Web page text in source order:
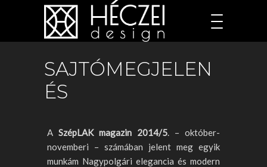
SAJTÓMEGJELEN
ÉS
A SzépLAK magazin 2014/5. – október-
novemberi – számában jelent meg egyik
munkám Nagypolgári elegancia és modern